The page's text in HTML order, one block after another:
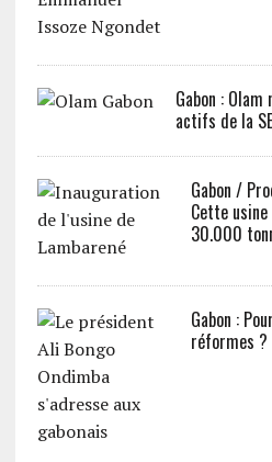
Gabon :
actifs de la
Gabon /
Cette
30.000
Gabon :
réformes ?